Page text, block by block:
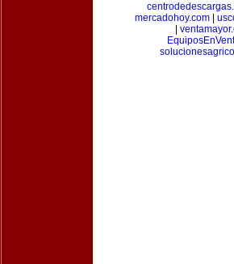
mercadohoy.com|